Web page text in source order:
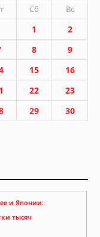
Сб Вс
1
2
8
9
15
16
22
23
29
30
и Японии:
тысяч